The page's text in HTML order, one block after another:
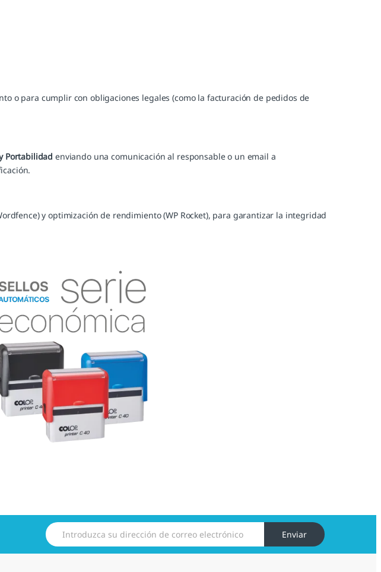
o para cumplir con obligaciones legales (como la facturación de pedidos de
Portabilidad enviando una comunicación al responsable o un email a
y optimización de rendimiento (WP Rocket), para garantizar la integridad
E
m
Enviar